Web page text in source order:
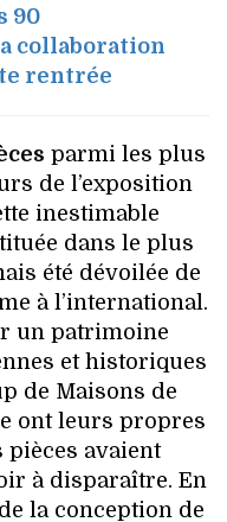
90
collaboration
rentrée
parmi les plus
de l’exposition
inestimable
dans le plus
été dévoilée de
à l’international.
un patrimoine
et historiques
de Maisons de
ont leurs propres
pièces avaient
à disparaître. En
la conception de